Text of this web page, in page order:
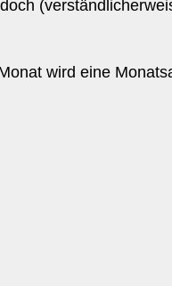
wird eine